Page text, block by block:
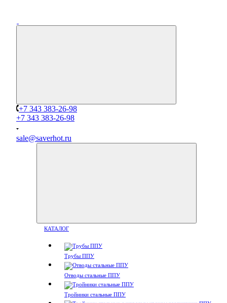
+7 343 383-26-98
+7 343 383-26-98
sale@saverhot.ru
КАТАЛОГ
Трубы ППУ
Отводы стальные ППУ
Тройники стальные ППУ